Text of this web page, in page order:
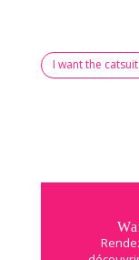
I want the catsuit